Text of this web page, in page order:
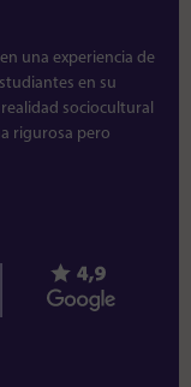
una experiencia de
en su
sociocultural
rigurosa pero